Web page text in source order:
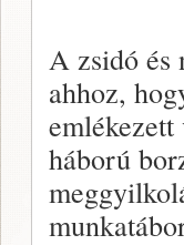
A zsidó és
ahhoz,
háború